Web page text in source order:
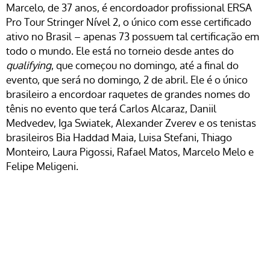
Marcelo, de 37 anos, é encordoador profissional ERSA
Pro Tour Stringer Nível 2, o único com esse certificado
ativo no Brasil – apenas 73 possuem tal certificação em
todo o mundo. Ele está no torneio desde antes do
qualifying, que começou no domingo, até a final do
evento, que será no domingo, 2 de abril. Ele é o único
brasileiro a encordoar raquetes de grandes nomes do
tênis no evento que terá Carlos Alcaraz, Daniil
Medvedev, Iga Swiatek, Alexander Zverev e os tenistas
brasileiros Bia Haddad Maia, Luisa Stefani, Thiago
Monteiro, Laura Pigossi, Rafael Matos, Marcelo Melo e
Felipe Meligeni.